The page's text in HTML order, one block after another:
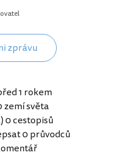
zprávu
1 rokem
zemí světa
0 cestopisů
0 průvodců